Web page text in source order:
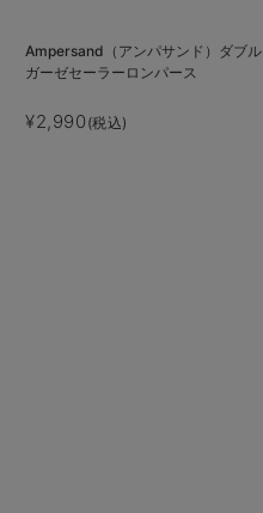
Ampersand（アンパサンド）ダブル
ガーゼセーラーロンパース
¥2,990 (税込)